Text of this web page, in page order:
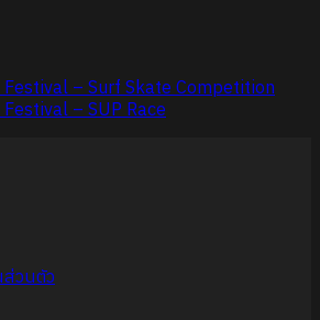
– Surf Skate Competition
– SUP Race
ส่วนตัว